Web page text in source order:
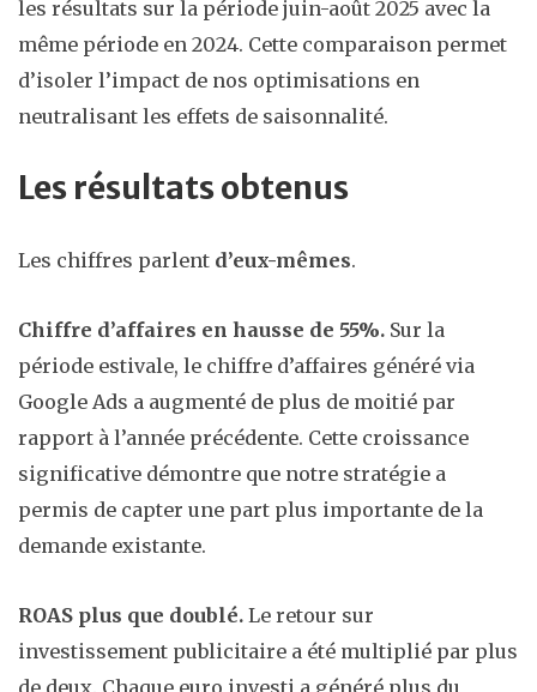
les résultats sur la période juin-août 2025 avec la
même période en 2024. Cette comparaison permet
d’isoler l’impact de nos optimisations en
neutralisant les effets de saisonnalité.
Les résultats obtenus
Les chiffres parlent d’eux-mêmes.
Chiffre d’affaires en hausse de 55%. Sur la
période estivale, le chiffre d’affaires généré via
Google Ads a augmenté de plus de moitié par
rapport à l’année précédente. Cette croissance
significative démontre que notre stratégie a
permis de capter une part plus importante de la
demande existante.
ROAS plus que doublé. Le retour sur
investissement publicitaire a été multiplié par plus
de deux. Chaque euro investi a généré plus du